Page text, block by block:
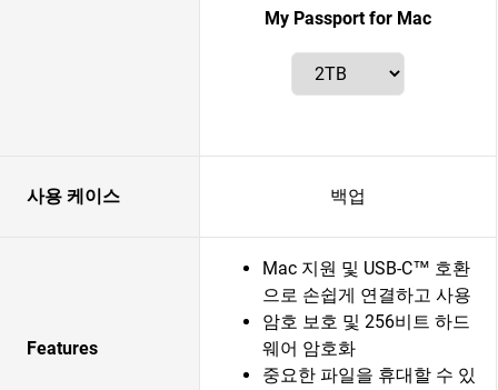
My Passport for Mac
사용 케이스 백업
Features
Mac 지원 및 USB-C™ 호환
으로 손쉽게 연결하고 사용
암호 보호 및 256비트 하드
웨어 암호화
중요한 파일을 휴대할 수 있